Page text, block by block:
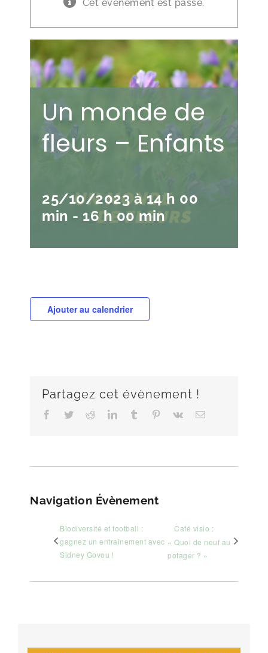
Cet évènement est passé.
Un monde de
fleurs – Enfants
25/10/2023 à 14 h 00
min - 16 h 00 min
Ajouter au calendrier
Partagez cet évènement !
Facebook
TwitterRedditLinkedInTumblr Pinterest
Vk Email
Navigation Évènement
Biodiversité et football :
gagnez un entrainement avec
Sidney Govou !
Café visio :
« Quoi de neuf au
potager ? »